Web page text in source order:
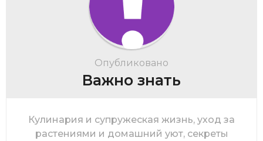
Опубликовано
Важно знать
Кулинария и супружеская жизнь, уход за
растениями и домашний уют, секреты